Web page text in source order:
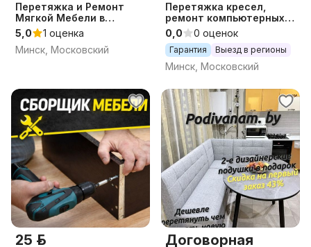
Перетяжка и Ремонт
Мягкой Мебели в
Московском р-не
5,0
1 оценка
Минск, Московский
Перетяжка кресел,
ремонт компьютерных
стульев.
0,0 0 оценок
Гарантия Выезд в регионы
Минск, Московский
25 р. Договорная